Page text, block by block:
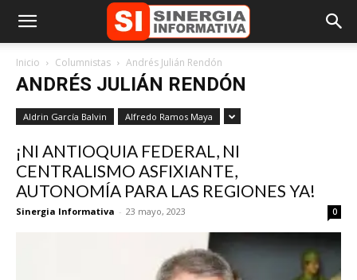
Inicio Columnistas Andrés Julián Rendón
ANDRÉS JULIÁN RENDÓN
Aldrin García Balvin Alfredo Ramos Maya
¡NI ANTIOQUIA FEDERAL, NI
CENTRALISMO ASFIXIANTE,
AUTONOMÍA PARA LAS REGIONES YA!
Sinergia Informativa - 23 mayo, 2023 0